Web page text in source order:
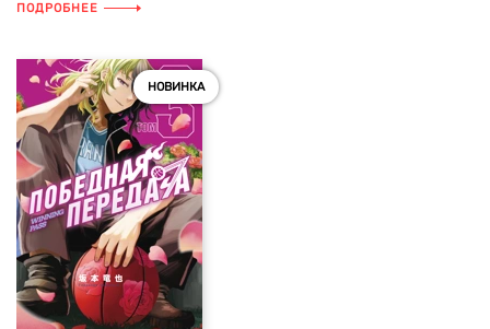
ПОДРОБНЕЕ
НОВИНКА